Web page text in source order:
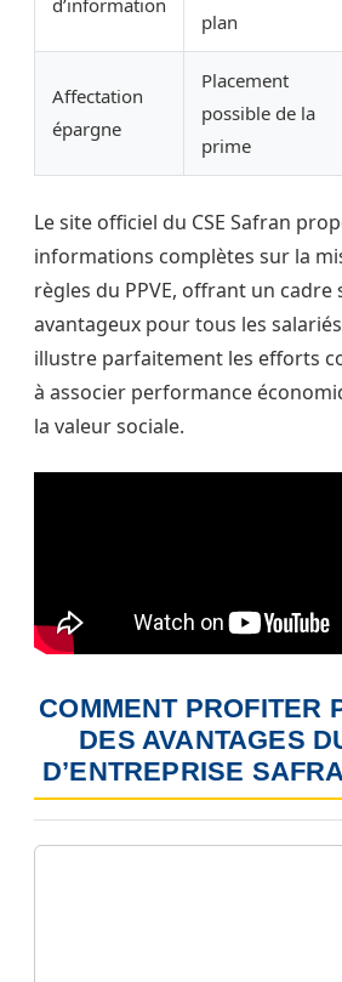
plan
Affectation
épargne
Placement
possible de la
prime
Le site officiel du CSE Safran
informations complètes sur la
règles du PPVE, offrant un cadre
avantageux pour tous les
illustre parfaitement les efforts
à associer performance
la valeur sociale.
COMMENT PROFITER
DES AVANTAGES
D’ENTREPRISE